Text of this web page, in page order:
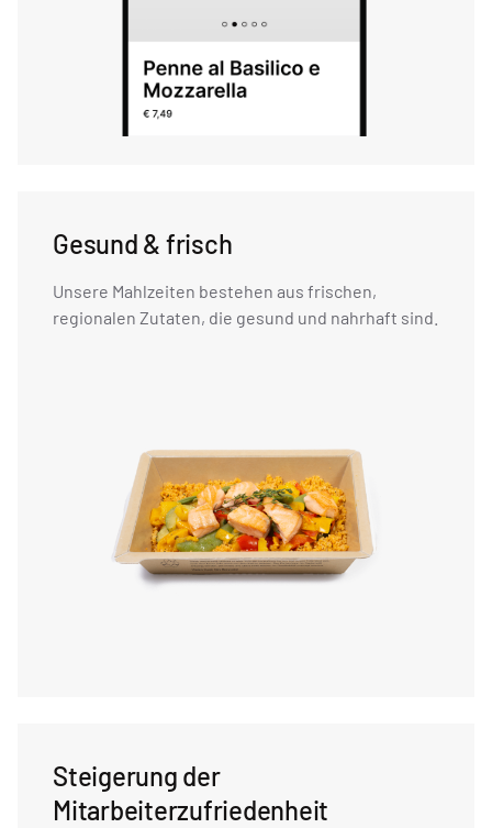
Gesund & frisch
Unsere Mahlzeiten bestehen aus frischen,
regionalen Zutaten, die gesund und nahrhaft sind.
Steigerung der
Mitarbeiterzufriedenheit